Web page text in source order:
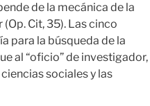
de la mecánica de la
Cit, 35). Las cinco
para la búsqueda de la
al “oficio” de investigador,
sociales y las